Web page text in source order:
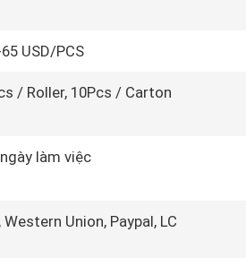
USD/PCS
/ Roller, 10Pcs / Carton
làm việc
Western Union, Paypal, LC